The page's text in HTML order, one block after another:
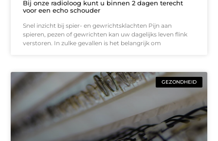
Bij onze radioloog kunt u binnen 2 dagen terecht
voor een echo schouder
Snel inzicht bij spier- en gewrichtsklachten Pijn aan
spieren, pezen of gewrichten kan uw dagelijks leven flink
verstoren. In zulke gevallen is het belangrijk om
GEZONDHEID